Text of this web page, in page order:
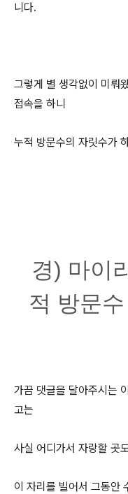
니다.
그렇게 별 생각없이 미뤄
접속을 하니
누적 방문수의 자릿수가
경) 마이
적 방문
가끔 댓글을 달아주시는
고는
사실 어디가서 자랑할 곳
이 자리를 빌어서 그동안